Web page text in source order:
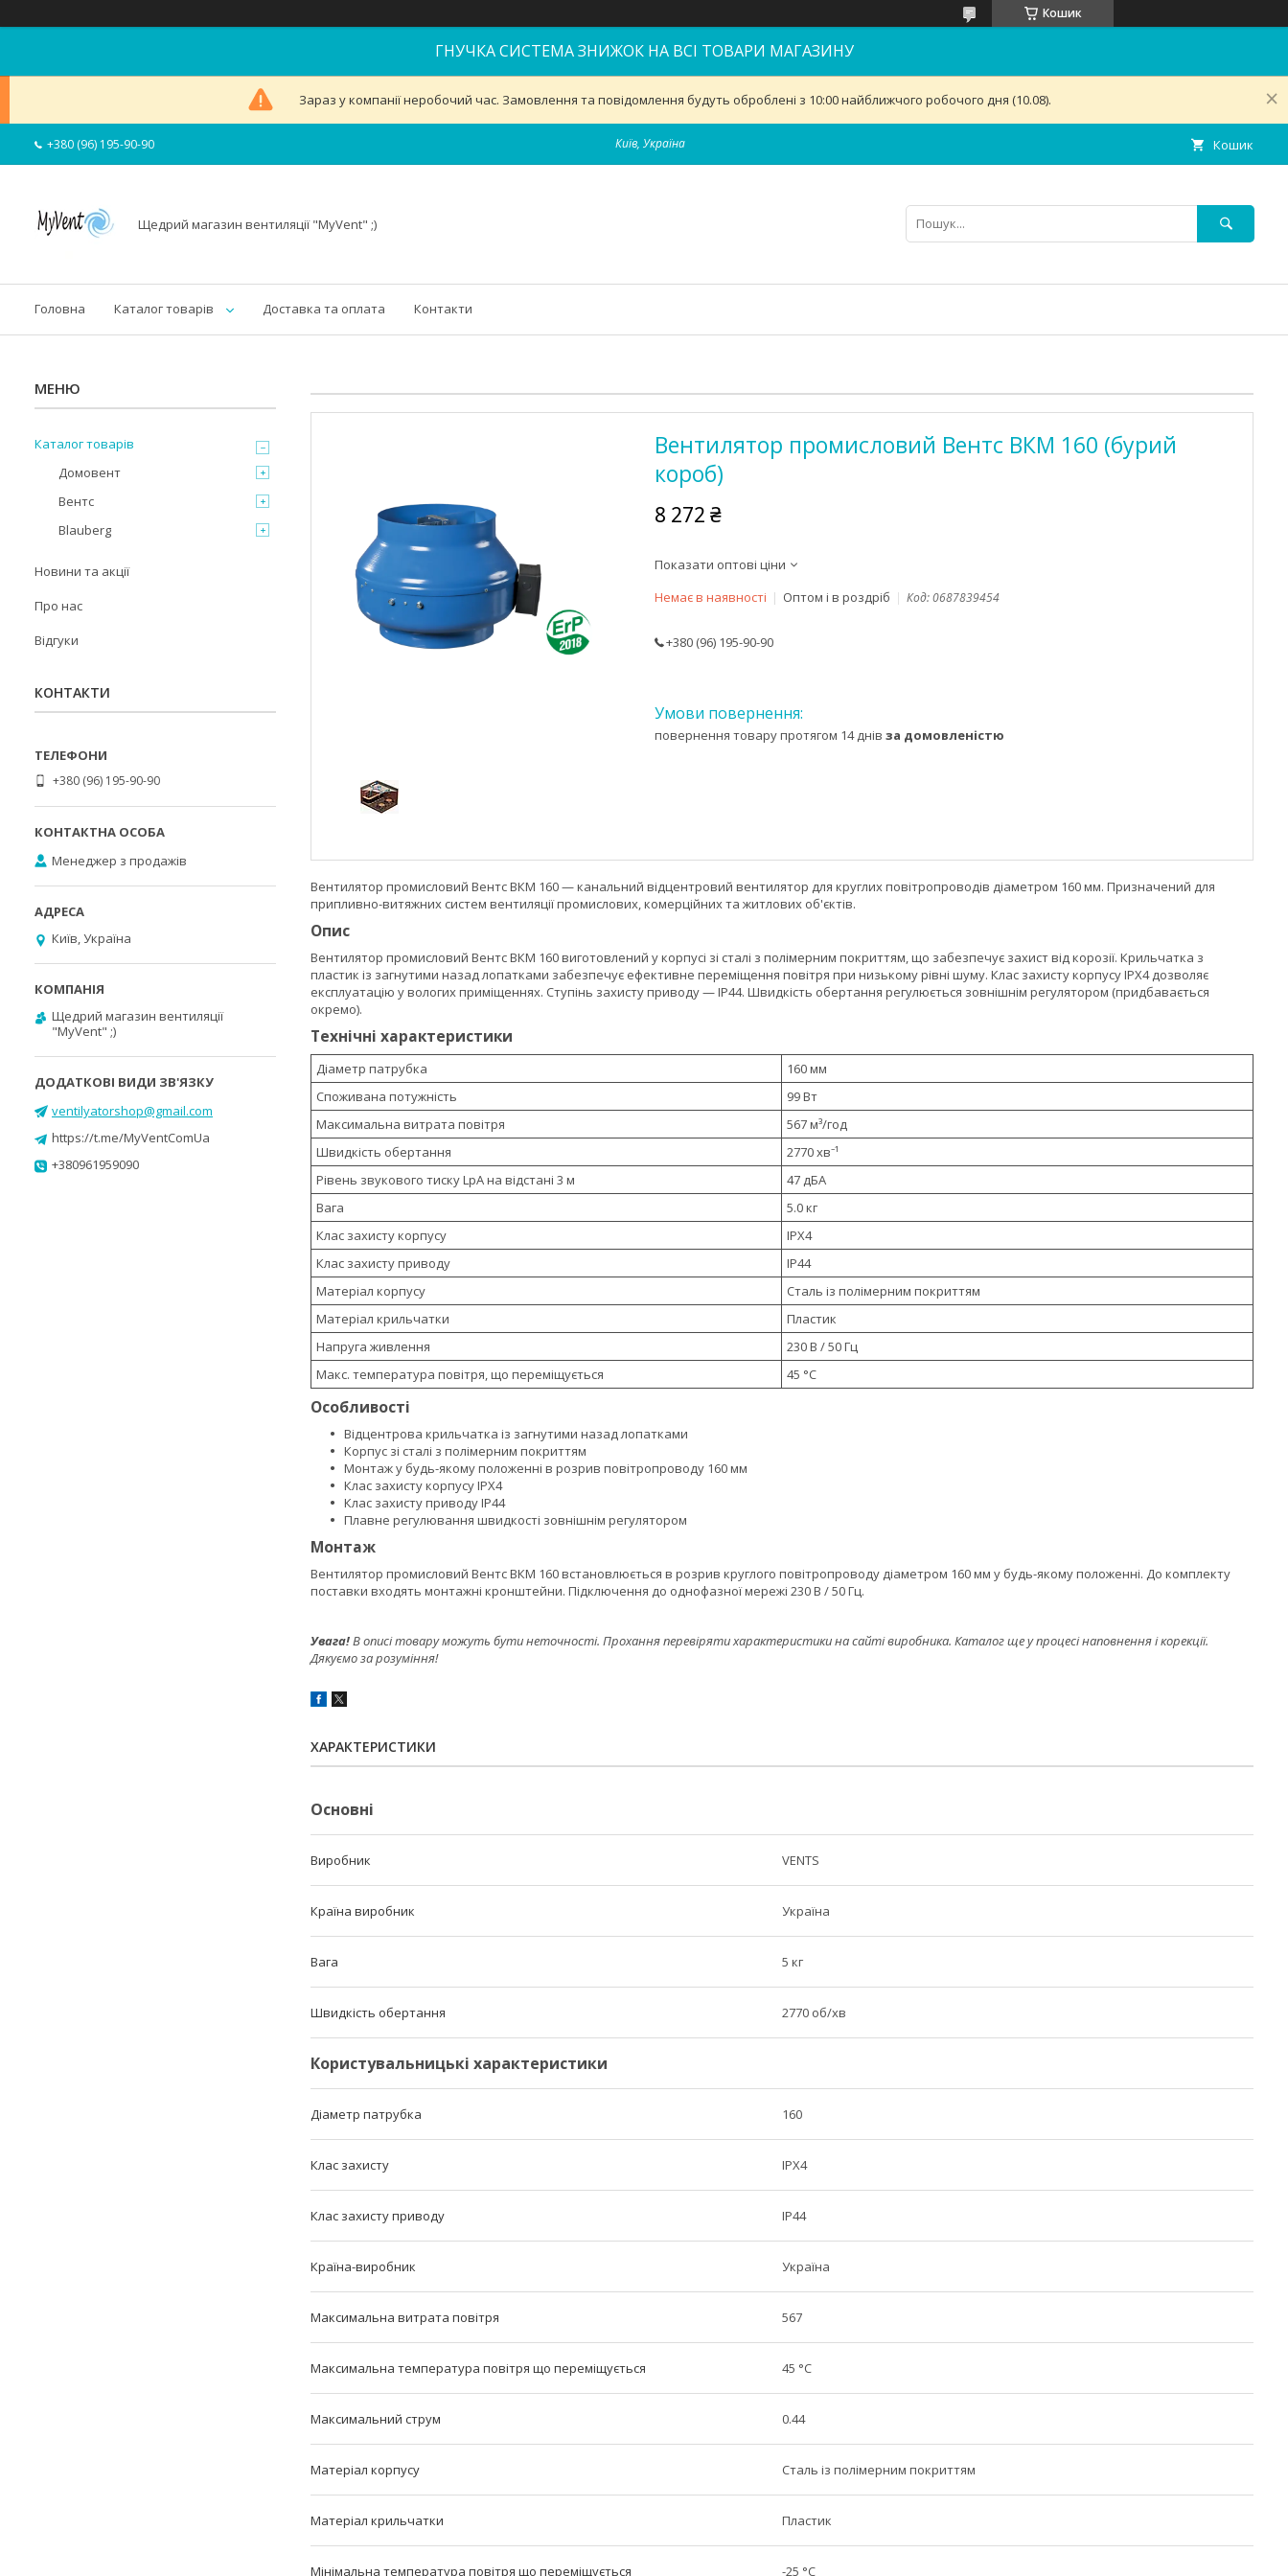
Кошик
ГНУЧКА СИСТЕМА ЗНИЖОК НА ВСІ ТОВАРИ МАГАЗИНУ
Зараз у компанії неробочий час. Замовлення та повідомлення будуть оброблені з 10:00 найближчого робочого дня (10.08).
+380 (96) 195-90-90 Київ, Україна Кошик
Щедрий магазин вентиляції "MyVent" ;)
Головна Каталог товарів Доставка та оплата Контакти
Вентилятор промисловий Вентс ВКМ 160 (бурий
короб)
8 272 ₴
Показати оптові ціни
Немає в наявності
Оптом і в роздріб Код:0687839454
+380 (96) 195-90-90
повернення товару протягом 14 днів за домовленістю
Вентилятор промисловий Вентс ВКМ 160 — канальний відцентровий вентилятор для круглих повітропроводів діаметром 160 мм. Призначений для
припливно-витяжних систем вентиляції промислових, комерційних та житлових об'єктів.
Опис
Вентилятор промисловий Вентс ВКМ 160 виготовлений у корпусі зі сталі з полімерним покриттям, що забезпечує захист від корозії. Крильчатка з
пластик із загнутими назад лопатками забезпечує ефективне переміщення повітря при низькому рівні шуму. Клас захисту корпусу IPX4 дозволяє
експлуатацію у вологих приміщеннях. Ступінь захисту приводу — IP44. Швидкість обертання регулюється зовнішнім регулятором (придбавається
окремо).
Технічні характеристики
Діаметр патрубка
160 мм
Споживана потужність
99 Вт
Максимальна витрата повітря
567 м³/год
Швидкість обертання
2770 хв⁻¹
Рівень звукового тиску LpA на відстані 3 м
47 дБА
Вага
5.0 кг
Клас захисту корпусу
IPX4
Клас захисту приводу
IP44
Матеріал корпусу
Сталь із полімерним покриттям
Матеріал крильчатки
Пластик
Напруга живлення
230 В / 50 Гц
Макс. температура повітря, що переміщується
45 °С
Особливості
Відцентрова крильчатка із загнутими назад лопатками
Корпус зі сталі з полімерним покриттям
Монтаж у будь-якому положенні в розрив повітропроводу 160 мм
Клас захисту корпусу IPX4
Клас захисту приводу IP44
Плавне регулювання швидкості зовнішнім регулятором
Монтаж
Вентилятор промисловий Вентс ВКМ 160 встановлюється в розрив круглого повітропроводу діаметром 160 мм у будь-якому положенні. До комплекту
поставки входять монтажні кронштейни. Підключення до однофазної мережі 230 В / 50 Гц.
Увага!В описі товару можуть бути неточності. Прохання перевіряти характеристики на сайті виробника. Каталог ще у процесі наповнення і корекції.
Дякуємо за розуміння!
ХАРАКТЕРИСТИКИ
Основні
Виробник VENTS
Країна виробник Україна
Вага 5 кг
Швидкість обертання 2770 об/хв
Користувальницькі характеристики
Діаметр патрубка 160
Клас захисту IPX4
Клас захисту приводу IP44
Країна-виробник Україна
Максимальна витрата повітря 567
Максимальна температура повітря що переміщується 45 °С
Максимальний струм 0.44
Матеріал корпусу Сталь із полімерним покриттям
Матеріал крильчатки Пластик
Мінімальна температура повітря що переміщується -25 °С
Каталог товарів
Домовент
Вентс
Blauberg
Новини та акції
Про нас
Відгуки
КОНТАКТИ
+380 (96) 195-90-90
Менеджер з продажів
Київ, Україна
Щедрий магазин вентиляції
"MyVent" ;)
ventilyatorshop@gmail.com
https://t.me/MyVentComUa
+380961959090